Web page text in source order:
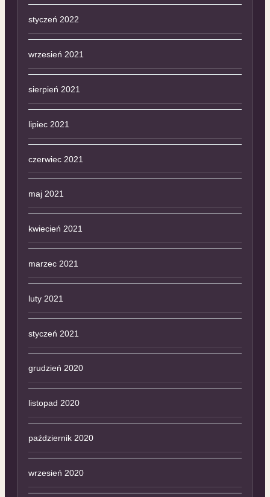
styczeń 2022
wrzesień 2021
sierpień 2021
lipiec 2021
czerwiec 2021
maj 2021
kwiecień 2021
marzec 2021
luty 2021
styczeń 2021
grudzień 2020
listopad 2020
październik 2020
wrzesień 2020